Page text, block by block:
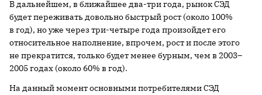
В дальнейшем, в ближайшее два-три года, рынок СЭД
будет переживать довольно быстрый рост (около 100%
в год), но уже через три-четыре года произойдет его
относительное наполнение, впрочем, рост и после этого
не прекратится, только будет менее бурным, чем в 2003–
2005 годах (около 60% в год).
На данный момент основными потребителями СЭД